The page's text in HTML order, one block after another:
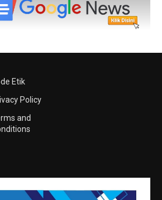
Etik
Policy
and